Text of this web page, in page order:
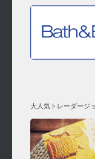
大人気トレーダージ